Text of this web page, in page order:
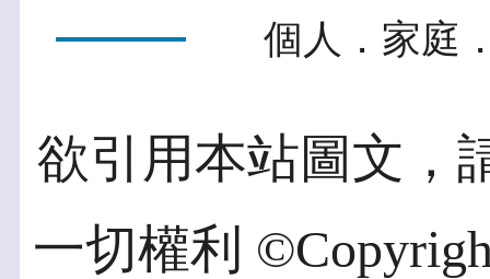
個人．家庭
欲引用本站圖文，
一切權利